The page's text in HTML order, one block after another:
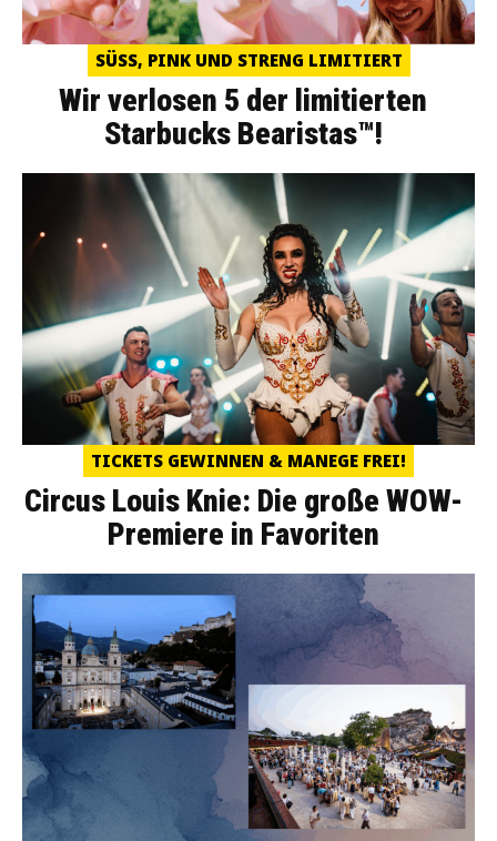
SÜSS, PINK UND STRENG LIMITIERT
Wir verlosen 5 der limitierten
Starbucks Bearistas™!
TICKETS GEWINNEN & MANEGE FREI!
Circus Louis Knie: Die große WOW-
Premiere in Favoriten